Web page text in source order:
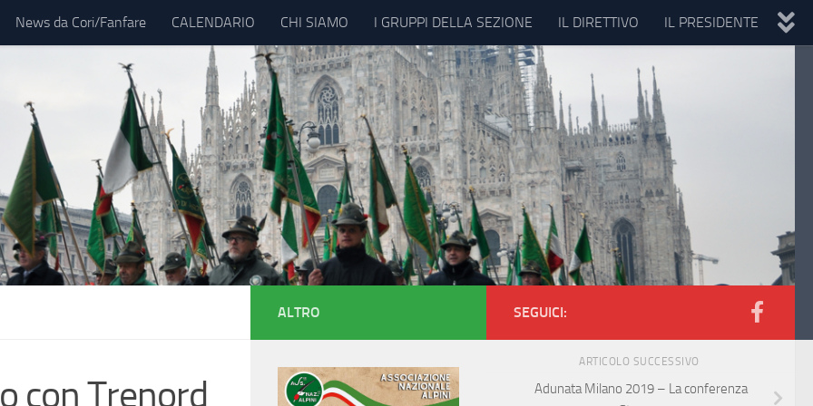
News da Cori/Fanfare CALENDARIO CHI SIAMO I GRUPPI DELLA SEZIONE IL DIRETTIVO IL PRESIDENTE
con Trenord
SEGUICI:
ARTICOLO SUCCESSIVO
Adunata Milano 2019 – La conferenza
ALTRO